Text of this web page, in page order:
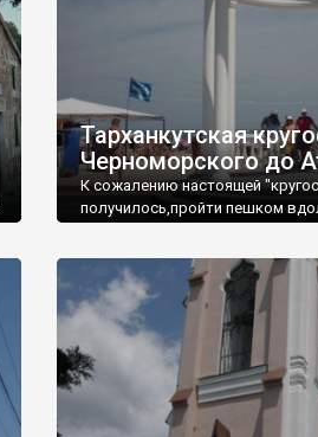
Тарханкутская
Черноморского до
К сожалению настоящей
получилось,пройти пешком